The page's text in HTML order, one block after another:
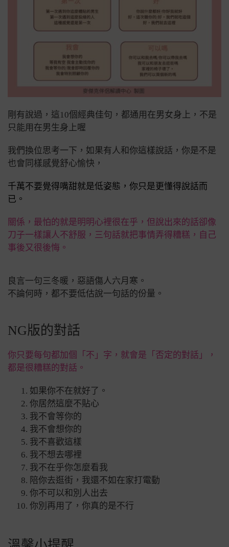
剛有說過，這10個經典佳句，都通用在男女身上，不是
只能用在男生身上喔
我們換位思考一下，如果有人和你這樣說話， 你是不是
也會同樣感覺舒心愉快，
千萬不要覺得嘴甜就是低姿態，你只是更懂得說話而
已。
關係，最怕的就是明明心裡很在乎，但說出來的話卻像
刀子一樣讓人不舒服，三句話就把事情弄得糟糕，自己
事後又很後悔。
良言一句三冬暖，惡語傷人六月寒。
不論何時，都不要低估說一句話的份量。
NG版的對話
你只要每句都加個「不」字，就會是「否定的對話」，
都是很糟糕的對話。
如果你不在就好了。
你居然這麼不貼心
我不會等你的
我不會想你的
我不喜歡這樣
我不想去哪裡
我不在乎你怎麼看我
陪你去逛街，我還不如在家打電動
你不可以和別人出去
你別再用了，你真的是不行